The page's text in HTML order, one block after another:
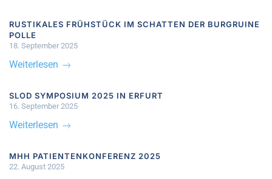
RUSTIKALES FRÜHSTÜCK IM SCHATTEN DER BURGRUINE
POLLE
18. September 2025
Weiterlesen
SLOD SYMPOSIUM 2025 IN ERFURT
16. September 2025
Weiterlesen
MHH PATIENTENKONFERENZ 2025
22. August 2025